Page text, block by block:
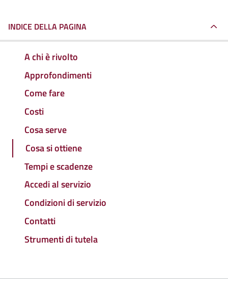
INDICE DELLA PAGINA
A chi è rivolto
Approfondimenti
Come fare
Costi
Cosa serve
Cosa si ottiene
Tempi e scadenze
Accedi al servizio
Condizioni di servizio
Contatti
Strumenti di tutela